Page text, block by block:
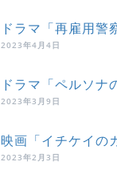
ドラマ「再雇用警
2023年4月4日
ドラマ「ペルソ
2023年3月9日
映画「イチケイの
2023年2月3日